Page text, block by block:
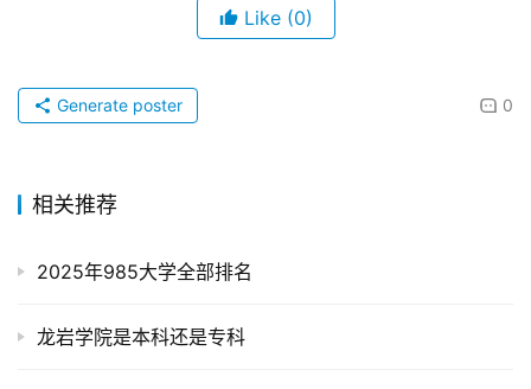
Like (0)
0
Generate poster
相关推荐
2025年985大学全部排名
龙岩学院是本科还是专科